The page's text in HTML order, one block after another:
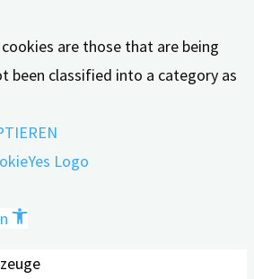
are those that are being
been classified into a category as